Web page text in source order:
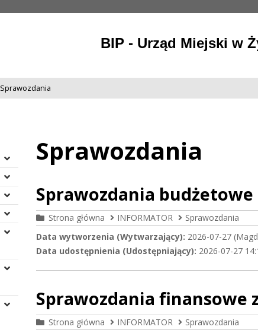
BIP - Urząd Miejski w
Sprawozdania
Sprawozdania
Sprawozdania
Strona główna INFORMATOR
Sprawozdania
Data wytworzenia (Wytwarzający): 2026-07-27
Data udostępnienia (Udostępniający): 2026-07-27
Sprawozdania finansowe
Strona główna INFORMATOR
Sprawozdania